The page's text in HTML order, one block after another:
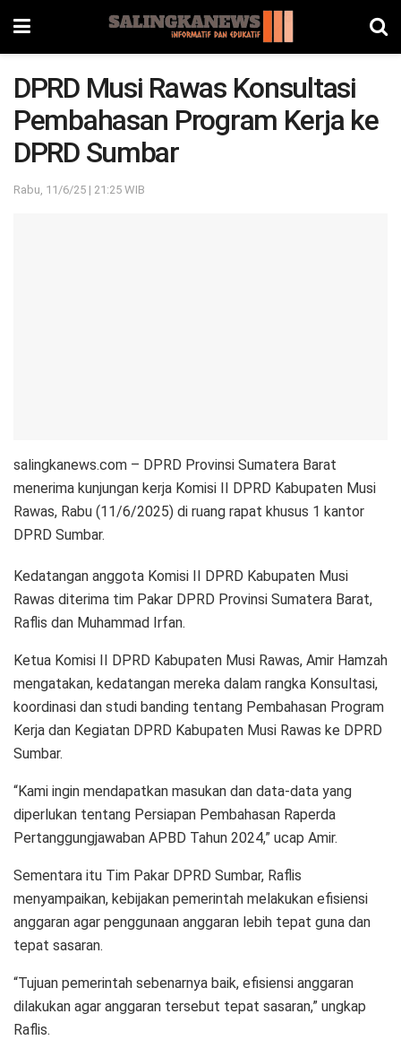
DPRD Musi Rawas Konsultasi
Pembahasan Program Kerja ke
DPRD Sumbar
Rabu, 11/6/25 | 21:25 WIB
salingkanews.com – DPRD Provinsi Sumatera Barat
menerima kunjungan kerja Komisi II DPRD Kabupaten Musi
Rawas, Rabu (11/6/2025) di ruang rapat khusus 1 kantor
DPRD Sumbar.
Kedatangan anggota Komisi II DPRD Kabupaten Musi
Rawas diterima tim Pakar DPRD Provinsi Sumatera Barat,
Raflis dan Muhammad Irfan.
Ketua Komisi II DPRD Kabupaten Musi Rawas, Amir Hamzah
mengatakan, kedatangan mereka dalam rangka Konsultasi,
koordinasi dan studi banding tentang Pembahasan Program
Kerja dan Kegiatan DPRD Kabupaten Musi Rawas ke DPRD
Sumbar.
“Kami ingin mendapatkan masukan dan data-data yang
diperlukan tentang Persiapan Pembahasan Raperda
Pertanggungjawaban APBD Tahun 2024,” ucap Amir.
Sementara itu Tim Pakar DPRD Sumbar, Raflis
menyampaikan, kebijakan pemerintah melakukan efisiensi
anggaran agar penggunaan anggaran lebih tepat guna dan
tepat sasaran.
“Tujuan pemerintah sebenarnya baik, efisiensi anggaran
dilakukan agar anggaran tersebut tepat sasaran,” ungkap
Raflis.